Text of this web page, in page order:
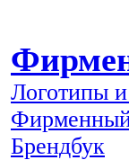
Логотипы
Брендбук